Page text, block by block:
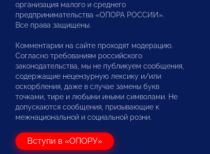
организация малого и среднего
предпринимательства «ОПОРА РОССИИ».
Все права защищены.
Комментарии на сайте проходят модерацию.
Согласно требованиям российского
законодательства, мы не публикуем сообщения,
содержащие нецензурную лексику и/или
оскорбления, даже в случае замены букв
точками, тире и любыми иными символами. Не
допускаются сообщения, призывающие к
межнациональной и социальной розни.
Вступи в «ОПОРУ»